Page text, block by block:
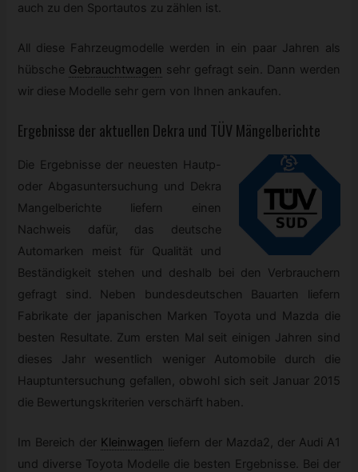
auch zu den Sportautos zu zählen ist.
All diese Fahrzeugmodelle werden in ein paar Jahren als
hübsche Gebrauchtwagen sehr gefragt sein. Dann werden
wir diese Modelle sehr gern von Ihnen ankaufen.
Ergebnisse der aktuellen Dekra und TÜV Mängelberichte
Die Ergebnisse der neuesten Hautp-
oder Abgasuntersuchung und Dekra
Mangelberichte liefern einen
Nachweis dafür, das deutsche
Automarken meist für Qualität und
Beständigkeit stehen und deshalb bei den Verbrauchern
gefragt sind. Neben bundesdeutschen Bauarten liefern
Fabrikate der japanischen Marken Toyota und Mazda die
besten Resultate. Zum ersten Mal seit einigen Jahren sind
dieses Jahr wesentlich weniger Automobile durch die
Hauptuntersuchung gefallen, obwohl sich seit Januar 2015
die Bewertungskriterien verschärft haben.
Im Bereich der Kleinwagen liefern der Mazda2, der Audi A1
und diverse Toyota Modelle die besten Ergebnisse. Bei der